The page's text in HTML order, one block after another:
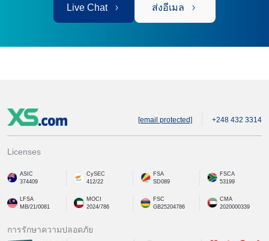
Live Chat ส่งอีเมล
[email protected] +248 432 3314
Licenses
ASIC
374409
CySEC
412/22
FSA
SD089
FSCA
53199
LFSA
MB/21/0081
MOCI
2024/786
FSC
GB25204786
CMA
2020000339
การรักษาความปลอดภัย